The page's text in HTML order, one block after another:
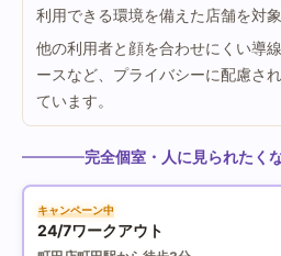
利用できる環境を備えた店舗を対象
他の利用者と顔を合わせにくい導
ースなど、プライバシーに配慮さ
ています。
完全個室・人に見られたく
キャンペーン中
24/7ワークアウト